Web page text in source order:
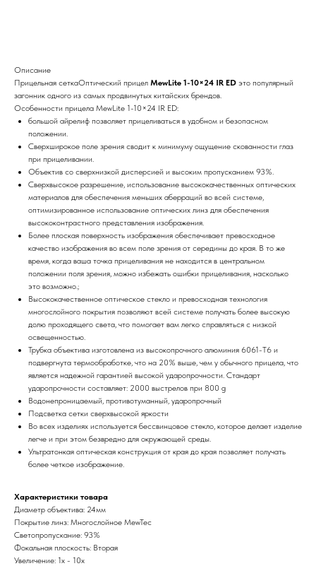
Описание
Прицельная сеткаОптический прицел MewLite 1-10×24 IR ED это популярный
загонник одного из самых продвинутых китайских брендов.
Особенности прицела MewLite 1-10×24 IR ED:
большой айрелиф позволяет прицеливаться в удобном и безопасном
положении.
Сверхширокое поле зрения сводит к минимуму ощущение скованности глаз
при прицеливании.
Объектив со сверхнизкой дисперсией и высоким пропусканием 93%.
Сверхвысокое разрешение, использование высококачественных оптических
материалов для обеспечения меньших аберраций во всей системе,
оптимизированное использование оптических линз для обеспечения
высококонтрастного представления изображения.
Более плоская поверхность изображения обеспечивает превосходное
качество изображения во всем поле зрения от середины до края. В то же
время, когда ваша точка прицеливания не находится в центральном
положении поля зрения, можно избежать ошибки прицеливания, насколько
это возможно.;
Высококачественное оптическое стекло и превосходная технология
многослойного покрытия позволяют всей системе получать более высокую
долю проходящего света, что помогает вам легко справляться с низкой
освещенностью.
Трубка объектива изготовлена из высокопрочного алюминия 6061-T6 и
подвергнута термообработке, что на 20% выше, чем у обычного прицела, что
является надежной гарантией высокой ударопрочности. Стандарт
ударопрочности составляет: 2000 выстрелов при 800 g
Водонепроницаемый, противотуманный, ударопрочный
Подсветка сетки сверхвысокой яркости
Во всех изделиях используется бессвинцовое стекло, которое делает изделие
легче и при этом безвредно для окружающей среды.
Ультратонкая оптическая конструкция от края до края позволяет получать
более четкое изображение.
Характеристики товара
Диаметр объектива: 24мм
Покрытие линз: Многослойное MewTec
Светопропускание: 93%
Фокальная плоскость: Вторая
Увеличение: 1x - 10x